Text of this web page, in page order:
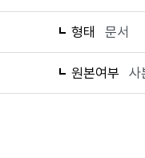
형태 문서
원본여부 사